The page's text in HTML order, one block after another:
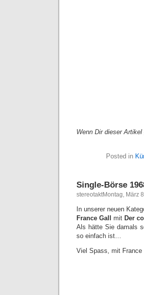
Wenn Dir dieser
Posted in
Single-Börse
stereotaktMontag, März
In unserer neuen
France Gall mit Der
Als hätte Sie damals
so einfach ist…
Viel Spass, mit France